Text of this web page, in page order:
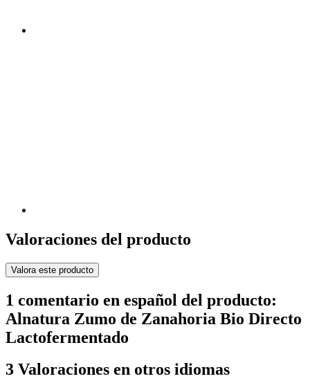
Valoraciones del producto
Valora este producto
1 comentario en español del producto:
Alnatura Zumo de Zanahoria Bio Directo
Lactofermentado
3 Valoraciones en otros idiomas